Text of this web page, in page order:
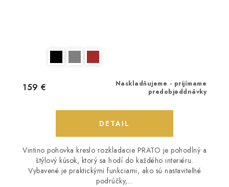
Naskladňujeme - prijímame
predobjeddnávky
159 €
DETAIL
Vintino pohovka kreslo rozkladacie PRATO je pohodlný a
štýlový kúsok, ktorý sa hodí do každého interiéru.
Vybavené je praktickými funkciami, ako sú nastaviteľné
podrúčky,...